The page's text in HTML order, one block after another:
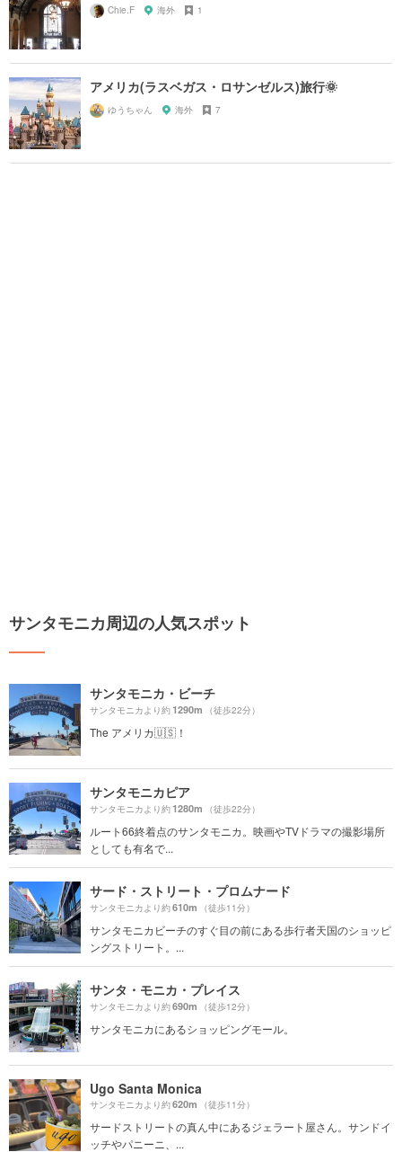
Chie.F 海外 1
アメリカ(ラスベガス・ロサンゼルス)旅行🌞
ゆうちゃん 海外 7
サンタモニカ周辺の人気スポット
サンタモニカ・ビーチ
サンタモニカより約1290m （徒歩22分）
The アメリカ🇺🇸！
サンタモニカピア
サンタモニカより約1280m （徒歩22分）
ルート66終着点のサンタモニカ。映画やTVドラマの撮影場所
としても有名で...
サード・ストリート・プロムナード
サンタモニカより約610m （徒歩11分）
サンタモニカビーチのすぐ目の前にある歩行者天国のショッピ
ングストリート。...
サンタ・モニカ・プレイス
サンタモニカより約690m （徒歩12分）
サンタモニカにあるショッピングモール。
Ugo Santa Monica
サンタモニカより約620m （徒歩11分）
サードストリートの真ん中にあるジェラート屋さん。サンドイ
ッチやパニーニ、...